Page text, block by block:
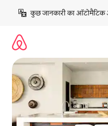
छोड़कर
कॉन्टेंट
कुछ जानकारी का ऑटोमैटिक